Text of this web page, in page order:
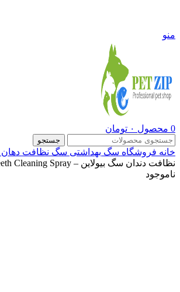
منو
0 محصول ۰ تومان
جستجو
خانه فروشگاه سگ بهداشتی سگ نظافت
نظافت دندان سگ بیولاین – Bioline Teeth Cleaning Spray
ناموجود